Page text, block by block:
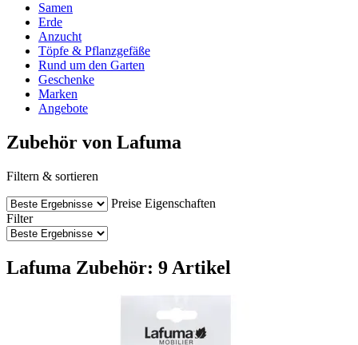
Samen
Erde
Anzucht
Töpfe & Pflanzgefäße
Rund um den Garten
Geschenke
Marken
Angebote
Zubehör von Lafuma
Filtern & sortieren
Preise Eigenschaften
Filter
Lafuma Zubehör: 9 Artikel